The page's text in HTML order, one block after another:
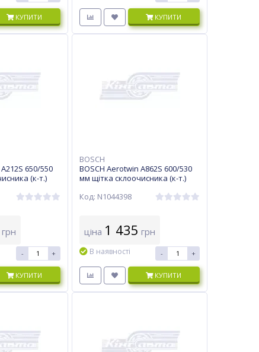
КУПИТИ КУПИТИ
650/550
(к-т.)
грн
- +
КУПИТИ
BOSCH
BOSCH Aerotwin A862S 600/530
мм щітка склоочисника (к-т.)
Код: N1044398
ціна 1 435 грн
В наявності - +
КУПИТИ